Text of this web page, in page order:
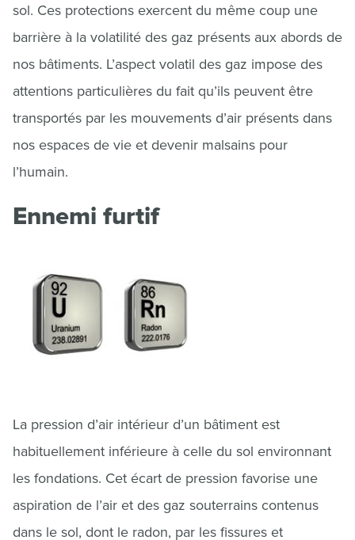
sol. Ces protections exercent du même coup une
barrière à la volatilité des gaz présents aux abords de
nos bâtiments. L’aspect volatil des gaz impose des
attentions particulières du fait qu’ils peuvent être
transportés par les mouvements d’air présents dans
nos espaces de vie et devenir malsains pour
l’humain.
Ennemi furtif
La pression d’air intérieur d’un bâtiment est
habituellement inférieure à celle du sol environnant
les fondations. Cet écart de pression favorise une
aspiration de l’air et des gaz souterrains contenus
dans le sol, dont le radon, par les fissures et